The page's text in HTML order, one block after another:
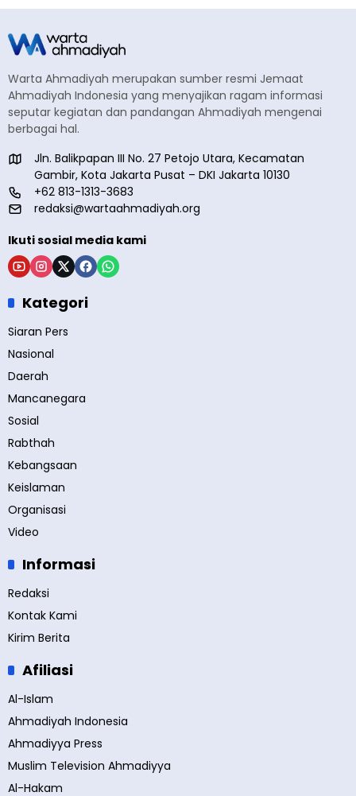
Warta Ahmadiyah merupakan sumber resmi Jemaat
Ahmadiyah Indonesia yang menyajikan ragam informasi
seputar kegiatan dan pandangan Ahmadiyah mengenai
berbagai hal.
Jln. Balikpapan III No. 27 Petojo Utara, Kecamatan
Gambir, Kota Jakarta Pusat – DKI Jakarta 10130
+62 813-1313-3683
redaksi@wartaahmadiyah.org
Ikuti sosial media kami
Kategori
Siaran Pers
Nasional
Daerah
Mancanegara
Sosial
Rabthah
Kebangsaan
Keislaman
Organisasi
Video
Informasi
Redaksi
Kontak Kami
Kirim Berita
Afiliasi
Al-Islam
Ahmadiyah Indonesia
Ahmadiyya Press
Muslim Television Ahmadiyya
Al-Hakam